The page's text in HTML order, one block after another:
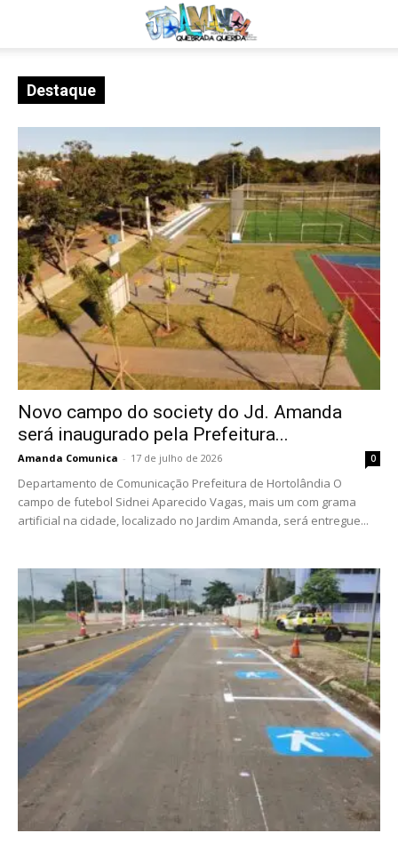
Destaque
Novo campo do society do Jd. Amanda
será inaugurado pela Prefeitura...
Amanda Comunica - 17 de julho de 2026 0
Departamento de Comunicação Prefeitura de Hortolândia O
campo de futebol Sidnei Aparecido Vagas, mais um com grama
artificial na cidade, localizado no Jardim Amanda, será entregue...